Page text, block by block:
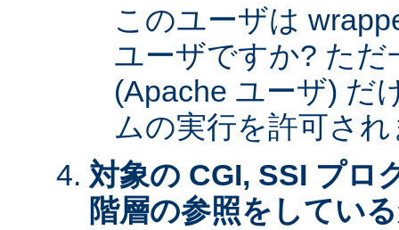
このユーザは
ユーザですか? ただ
(Apache ユーザ) だ
ムの実行を許可さ
対象の CGI, SSI プロ
階層の参照をしてい